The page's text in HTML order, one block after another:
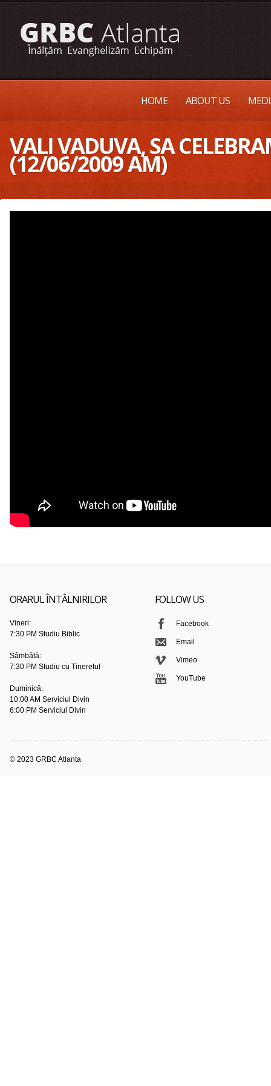
HOME ABOUT US
VALI VADUVA, SA
(12/06/2009 AM)
ORARUL ÎNTÂLNIRILOR
Vineri:
7:30 PM Studiu Biblic
Sâmbătă:
7:30 PM Studiu cu Tineretul
Duminică:
10:00 AM Serviciul Divin
6:00 PM Serviciul Divin
FOLLOW US
Facebook
Email
Vimeo
YouTube
© 2023 GRBC Atlanta